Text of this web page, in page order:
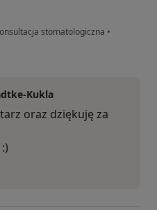
stomatologiczna •
Kukla
oraz dziękuję za